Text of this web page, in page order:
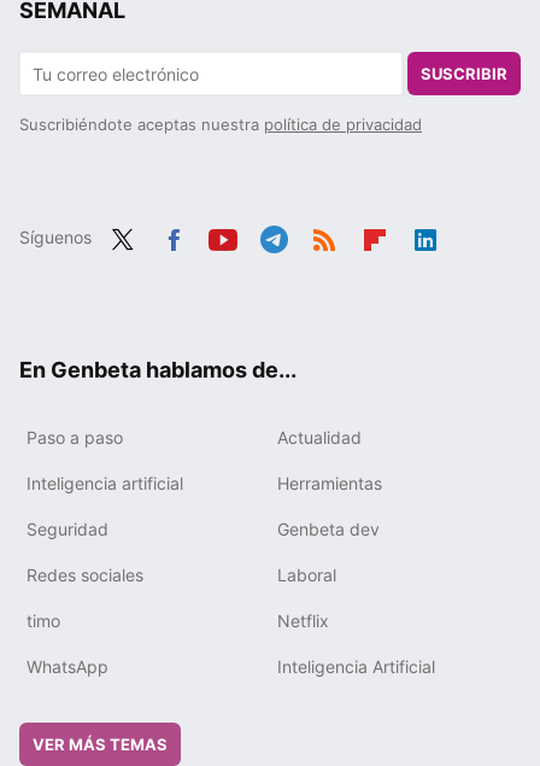
SEMANAL
SUSCRIBIR
Suscribiéndote aceptas nuestra política de privacidad
Síguenos
En Genbeta hablamos de...
Paso a paso Actualidad
Inteligencia artificial Herramientas
Seguridad Genbeta dev
Redes sociales Laboral
timo Netflix
WhatsApp Inteligencia Artificial
VER MÁS TEMAS